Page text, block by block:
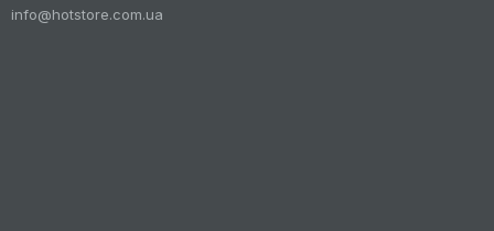
info@hotstore.com.ua